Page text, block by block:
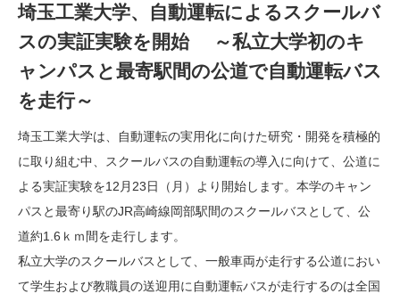
埼玉工業大学、自動運転によるスクールバ
スの実証実験を開始 ～私立大学初のキ
ャンパスと最寄駅間の公道で自動運転バス
を走行～
埼玉工業大学は、自動運転の実用化に向けた研究・開発を積極的
に取り組む中、スクールバスの自動運転の導入に向けて、公道に
よる実証実験を12月23日（月）より開始します。本学のキャン
パスと最寄り駅のJR高崎線岡部駅間のスクールバスとして、公
道約1.6ｋｍ間を走行します。
私立大学のスクールバスとして、一般車両が走行する公道におい
て学生および教職員の送迎用に自動運転バスが走行するのは全国